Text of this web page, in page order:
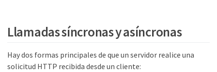
Llamadas síncronas y asíncronas
Hay dos formas principales de que un servidor realice una
solicitud HTTP recibida desde un cliente: